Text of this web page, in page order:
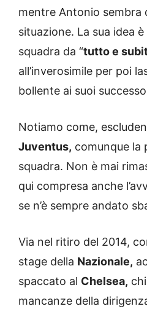
mentre Antonio sembra
situazione. La sua idea
squadra da “tutto e
all’inverosimile per poi
bollente ai suoi
Notiamo come,
Juventus, comunque la
squadra. Non è mai
qui compresa anche
se n’è sempre andato
Via nel ritiro del 2014,
stage della Nazionale,
spaccato al Chelsea,
mancanze della